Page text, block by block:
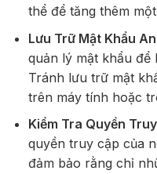
thể để tăng thêm
Lưu Trữ Mật Khẩu
quản lý mật khẩu để
Tránh lưu trữ mật
trên máy tính hoặc
Kiểm Tra Quyền
quyền truy cập của
đảm bảo rằng chỉ